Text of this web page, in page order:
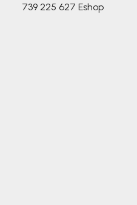
739 225 627 Eshop